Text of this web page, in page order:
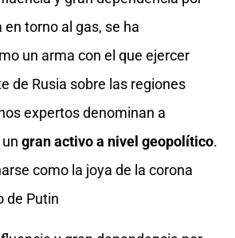
en torno al gas, se ha
un arma con el que ejercer
de Rusia sobre las regiones
expertos denominan a
gran activo a nivel geopolítico.
como la joya de la corona
de Putin